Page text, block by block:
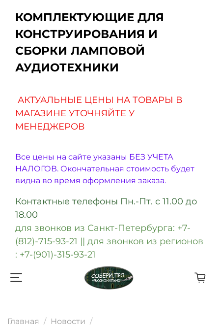
КОМПЛЕКТУЮЩИЕ ДЛЯ
КОНСТРУИРОВАНИЯ И
СБОРКИ ЛАМПОВОЙ
АУДИОТЕХНИКИ
АКТУАЛЬНЫЕ ЦЕНЫ НА ТОВАРЫ В
МАГАЗИНЕ УТОЧНЯЙТЕ У
МЕНЕДЖЕРОВ
Все цены на сайте указаны БЕЗ УЧЕТА
НАЛОГОВ. Окончательная стоимость будет
видна во время оформления заказа.
Контактные телефоны Пн.-Пт. с 11.00 до
18.00
для звонков из Санкт-Петербурга: +7-
(812)-715-93-21 || для звонков из регионов
: +7-(901)-315-93-21
Главная
Новости